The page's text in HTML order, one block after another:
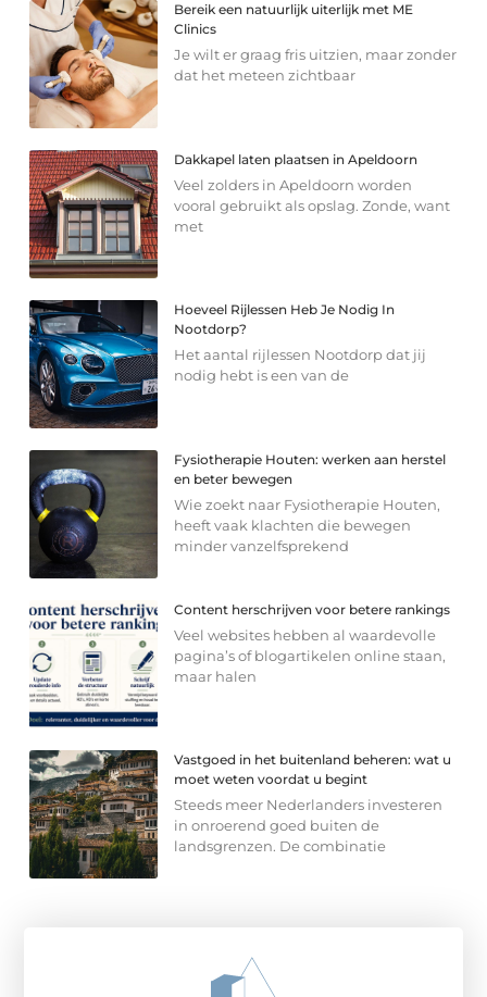
Bereik een natuurlijk uiterlijk met ME
Clinics
Je wilt er graag fris uitzien, maar zonder
dat het meteen zichtbaar
Dakkapel laten plaatsen in Apeldoorn
Veel zolders in Apeldoorn worden
vooral gebruikt als opslag. Zonde, want
met
Hoeveel Rijlessen Heb Je Nodig In
Nootdorp?
Het aantal rijlessen Nootdorp dat jij
nodig hebt is een van de
Fysiotherapie Houten: werken aan herstel
en beter bewegen
Wie zoekt naar Fysiotherapie Houten,
heeft vaak klachten die bewegen
minder vanzelfsprekend
Content herschrijven voor betere rankings
Veel websites hebben al waardevolle
pagina’s of blogartikelen online staan,
maar halen
Vastgoed in het buitenland beheren: wat u
moet weten voordat u begint
Steeds meer Nederlanders investeren
in onroerend goed buiten de
landsgrenzen. De combinatie